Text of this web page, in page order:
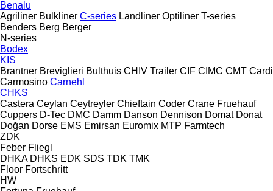
Benalu
Agriliner Bulkliner C-series Landliner Optiliner T-series
Benders Berg Berger
N-series
Bodex
KIS
Brantner Breviglieri Bulthuis CHIV Trailer CIF CIMC CMT Cardi
Carmosino Carnehl
CHKS
Castera Ceylan Ceytreyler Chieftain Coder Crane Fruehauf
Cuppers D-Tec DMC Damm Danson Dennison Domat Donat
Doğan Dorse EMS Emirsan Euromix MTP Farmtech
ZDK
Feber Fliegl
DHKA DHKS EDK SDS TDK TMK
Floor Fortschritt
HW